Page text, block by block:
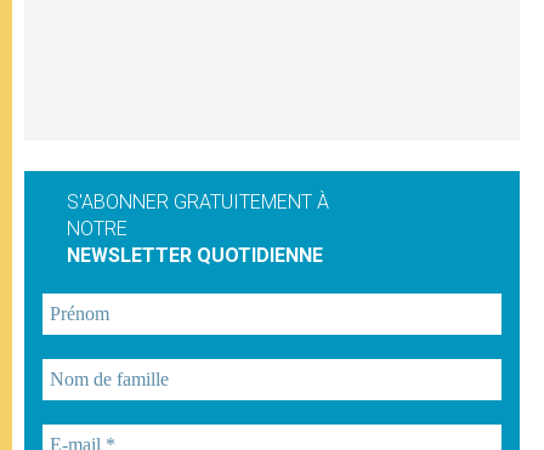
S'ABONNER GRATUITEMENT À
NOTRE
NEWSLETTER QUOTIDIENNE